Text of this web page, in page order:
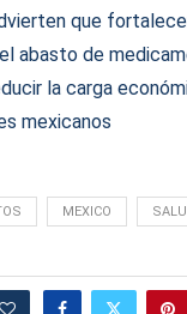
que
abasto de
la carga
mexicanos
MEXICO